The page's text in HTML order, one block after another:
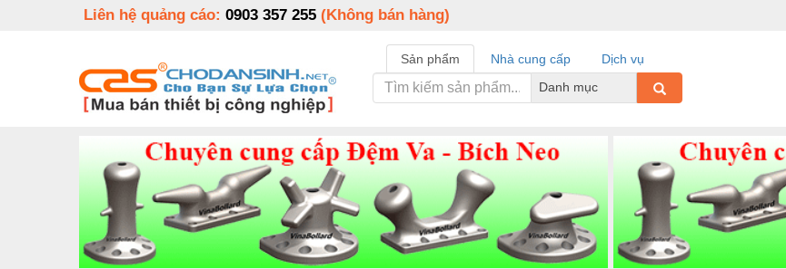
Liên hệ quảng cáo: 0903 357 255 (Không bán hàng)
Sản phẩm Nhà cung cấp
Dịch vụ
Danh mục